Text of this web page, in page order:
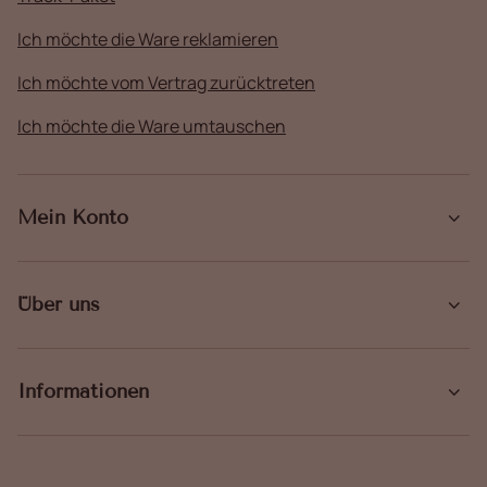
Ich möchte die Ware reklamieren
Ich möchte vom Vertrag zurücktreten
Ich möchte die Ware umtauschen
Mein Konto
Über uns
Informationen